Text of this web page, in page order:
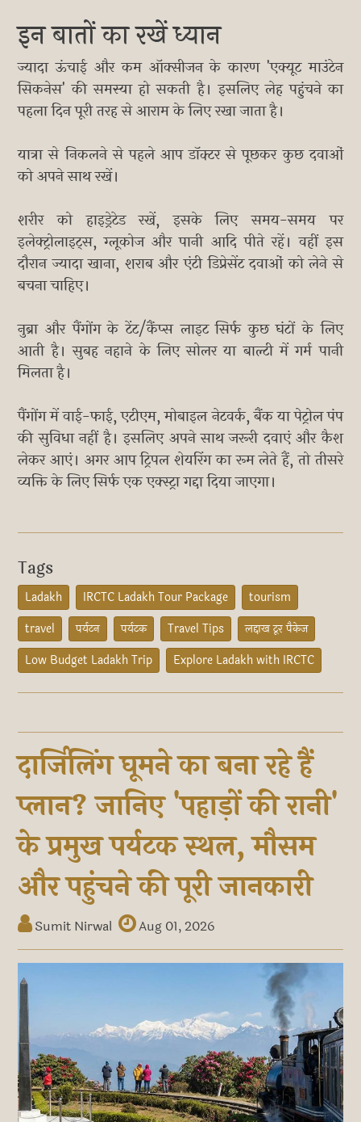
इन बातों का रखें ध्यान
ज्यादा ऊंचाई और कम ऑक्सीजन के कारण 'एक्यूट माउंटेन
सिकनेस' की समस्या हो सकती है। इसलिए लेह पहुंचने का
पहला दिन पूरी तरह से आराम के लिए रखा जाता है।
यात्रा से निकलने से पहले आप डॉक्टर से पूछकर कुछ दवाओं
को अपने साथ रखें।
शरीर को हाइड्रेटेड रखें, इसके लिए समय-समय पर
इलेक्ट्रोलाइट्स, ग्लूकोज और पानी आदि पीते रहें। वहीं इस
दौरान ज्यादा खाना, शराब और एंटी डिप्रेसेंट दवाओं को लेने से
बचना चाहिए।
नुब्रा और पैंगोंग के टेंट/कैंप्स लाइट सिर्फ कुछ घंटों के लिए
आती है। सुबह नहाने के लिए सोलर या बाल्टी में गर्म पानी
मिलता है।
पैंगोंग में वाई-फाई, एटीएम, मोबाइल नेटवर्क, बैंक या पेट्रोल पंप
की सुविधा नहीं है। इसलिए अपने साथ जरूरी दवाएं और कैश
लेकर आएं। अगर आप ट्रिपल शेयरिंग का रूम लेते हैं, तो तीसरे
व्यक्ति के लिए सिर्फ एक एक्स्ट्रा गद्दा दिया जाएगा।
Tags
Ladakh IRCTC Ladakh Tour Package
tourism
travel
पर्यटन पर्यटक Travel Tips
लद्दाख टूर पैकेज
Low Budget Ladakh Trip
Explore Ladakh with IRCTC
दार्जिलिंग घूमने का बना रहे हैं
प्लान? जानिए 'पहाड़ों की रानी'
के प्रमुख पर्यटक स्थल, मौसम
और पहुंचने की पूरी जानकारी
Sumit Nirwal Aug 01, 2026